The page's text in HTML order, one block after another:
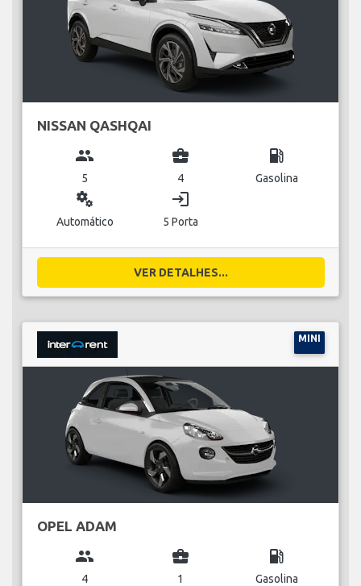
NISSAN QASHQAI
group
5
business_center
4
local_gas_station
Gasolina
miscellaneous_services
Automático
login
5 Porta
VER DETALHES...
MINI
OPEL ADAM
group
4
business_center
1
local_gas_station
Gasolina